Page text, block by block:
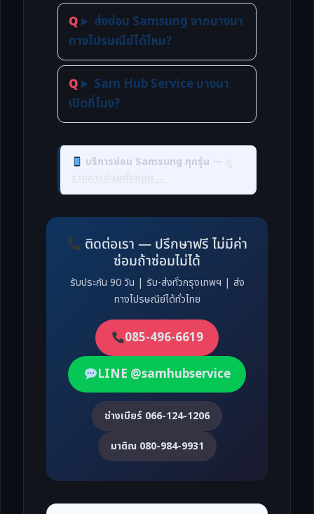
ส่งซ่อม Samsung จากบางนา
ทางไปรษณีย์ได้ไหม?
Sam Hub Service บางนา
เปิดกี่โมง?
บริการซ่อม Samsung ทุกรุ่น —
ติดต่อเรา — ปรึกษาฟรี ไม่มีค่า
ซ่อมถ้าซ่อมไม่ได้
รับประกัน 90 วัน | รับ-ส่งทั่วกรุงเทพฯ | ส่ง
ทางไปรษณีย์ได้ทั่วไทย
085-496-6619
LINE @samhubservice
ช่างเบียร์ 066-124-1206
มาติณ 080-984-9931